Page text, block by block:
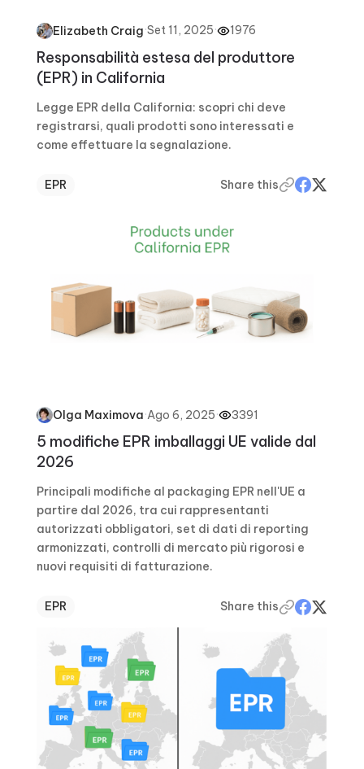
Elizabeth Craig·Set 11, 2025· 1976
Responsabilità estesa del produttore
(EPR) in California
Legge EPR della California: scopri chi deve
registrarsi, quali prodotti sono interessati e
come effettuare la segnalazione.
EPR Share this
Olga Maximova·Ago 6, 2025· 3391
5 modifiche EPR imballaggi UE valide dal
2026
Principali modifiche al packaging EPR nell'UE a
partire dal 2026, tra cui rappresentanti
autorizzati obbligatori, set di dati di reporting
armonizzati, controlli di mercato più rigorosi e
nuovi requisiti di fatturazione.
EPR Share this